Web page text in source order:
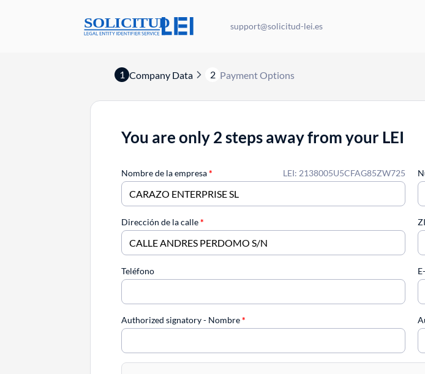
support@solicitud-lei.es
1 Company Data 2 Payment Options
You are only 2 steps away from your LEI
LEI: 2138005U5CFAG85ZW725
Nombre de la empresa*
Dirección de la calle*
Teléfono
Authorized signatory - Nombre*